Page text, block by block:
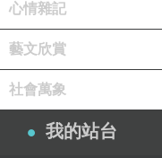
心情雜記
藝文欣賞
社會萬象
我的站台